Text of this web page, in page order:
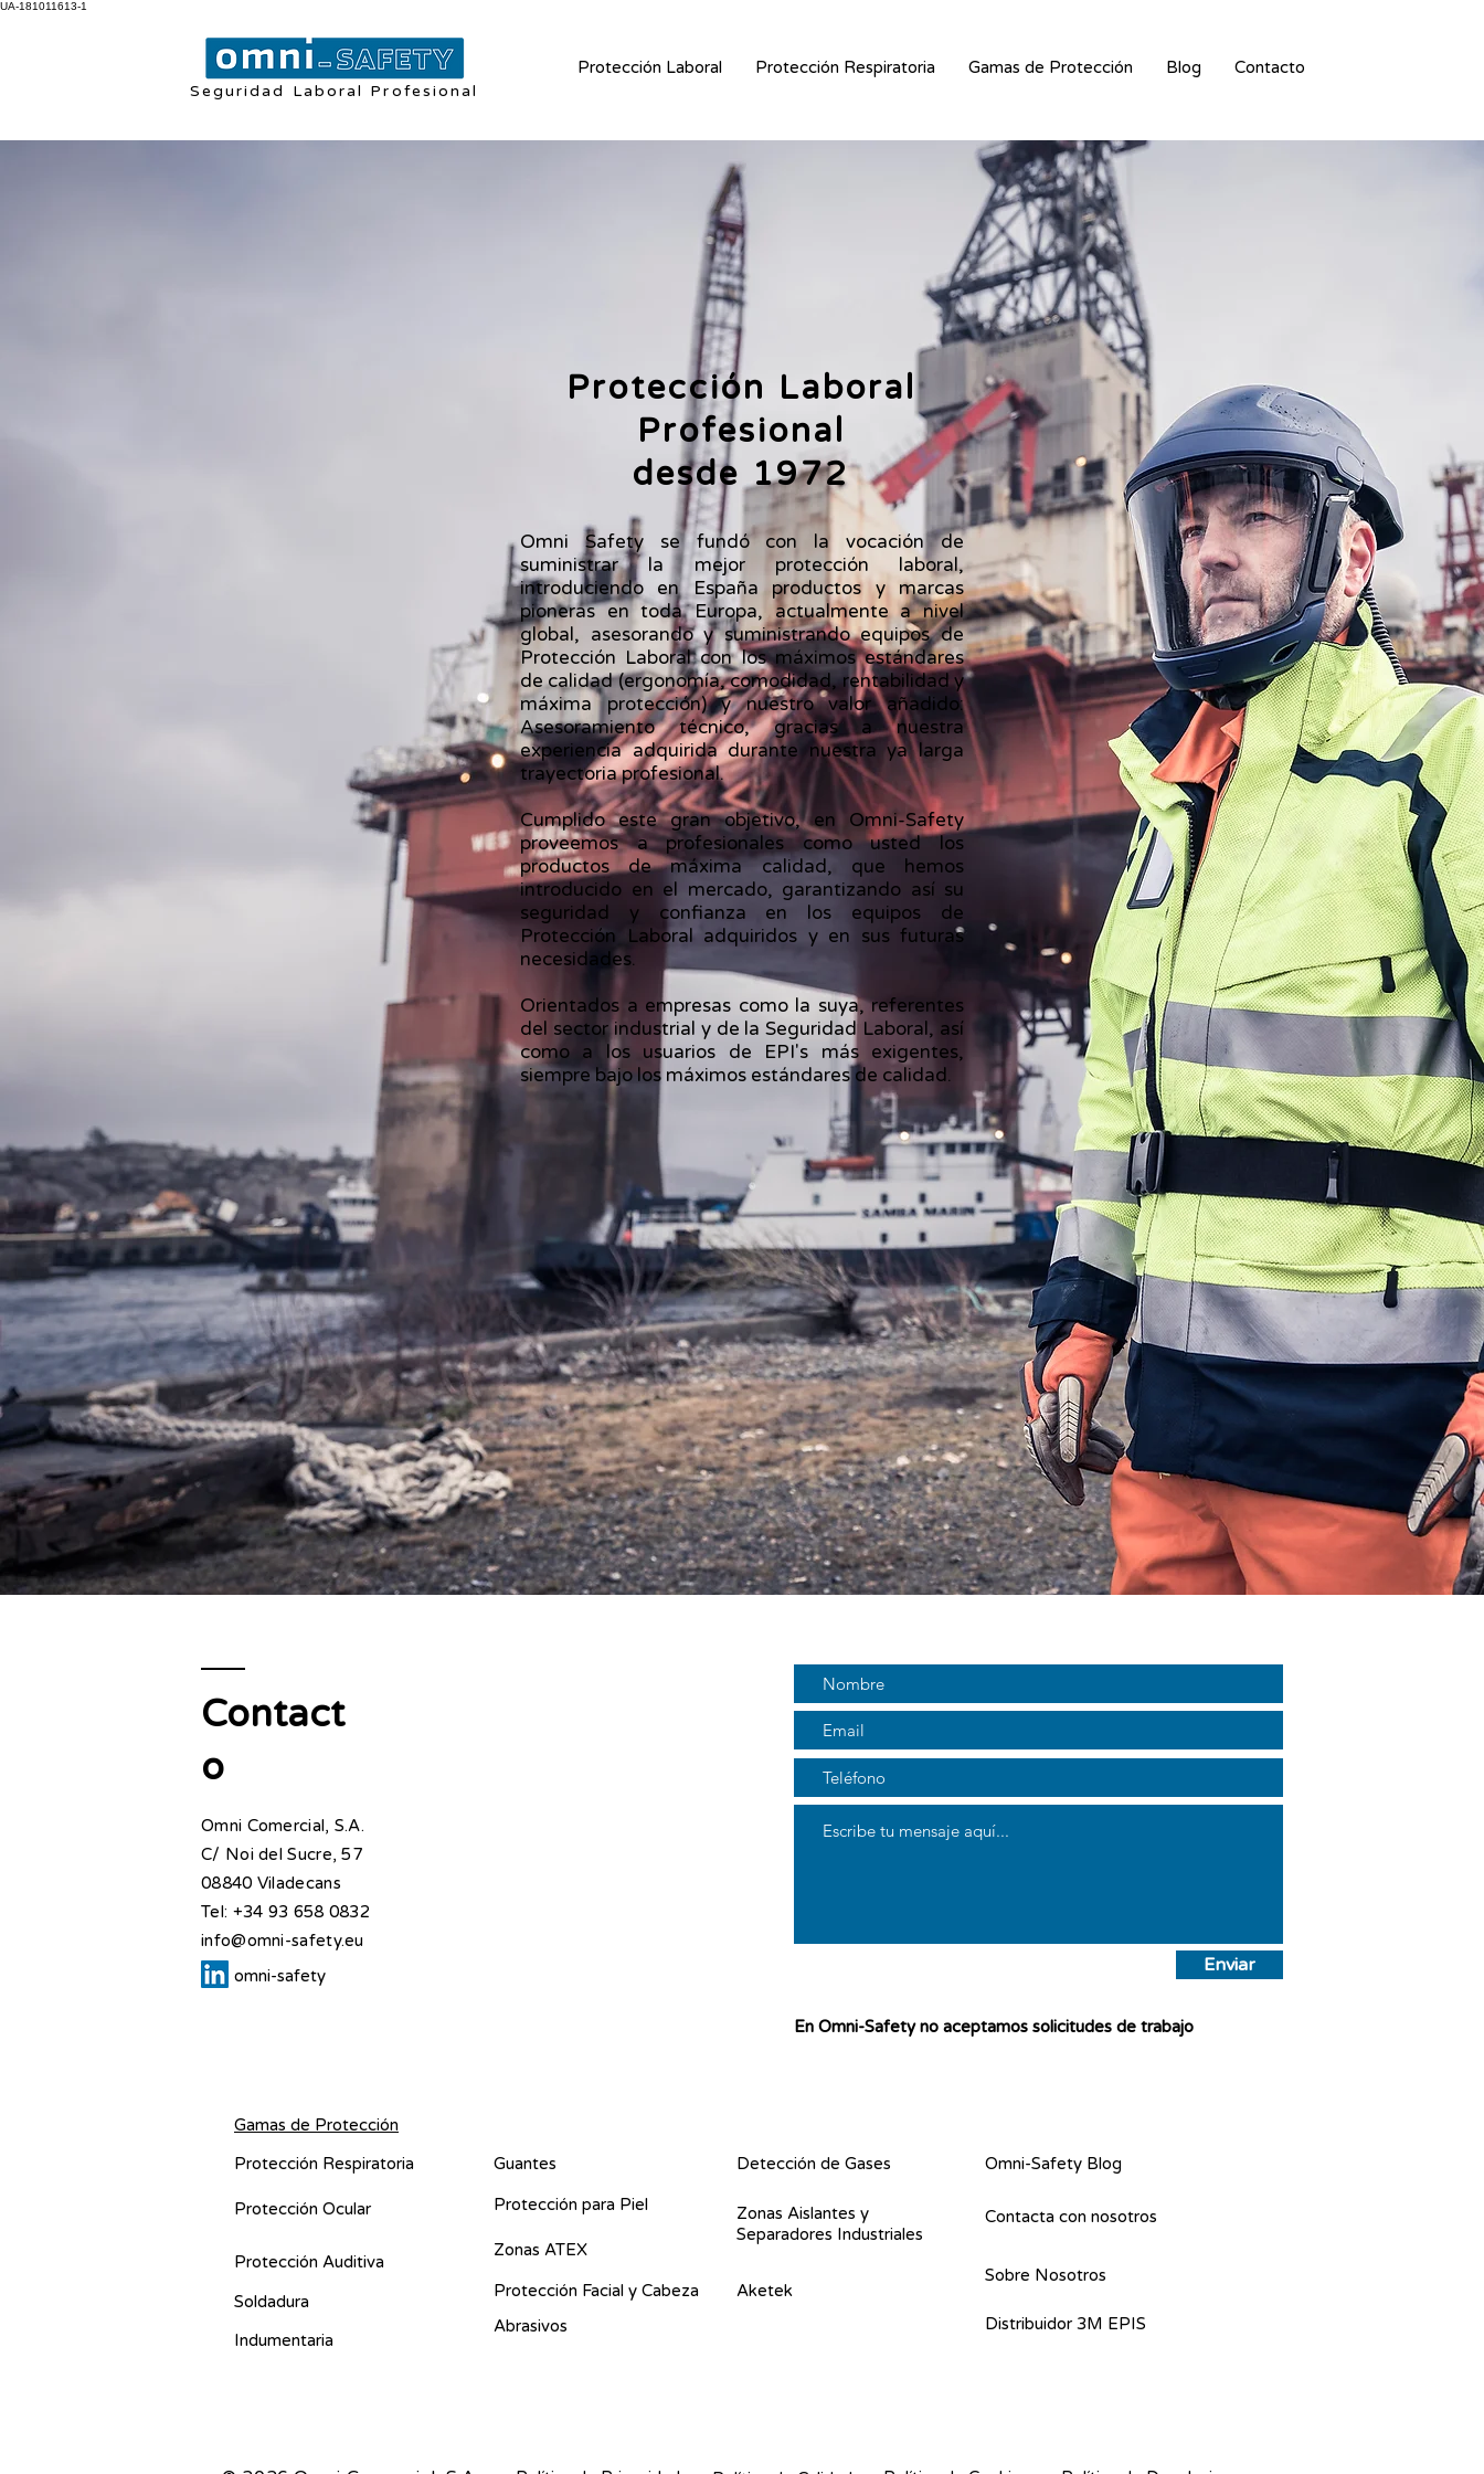
UA-181011613-1
Seguridad Laboral Profesional
Protección Laboral Protección Respiratoria Gamas de Protección Blog Contacto
Protección Laboral
Profesional
desde 1972
Omni Safety se fundó con la vocación de
suministrar la mejorprotección laboral,
introduciendo en España productos y marcas
pioneras en toda Europa, actualmente a nivel
global, asesorando y suministrandoequipos de
Protección Laboralcon los máximos estándares
de calidad (ergonomía, comodidad, rentabilidad y
máxima protección) y nuestro valor añadido:
Asesoramiento técnico, gracias a nuestra
experiencia adquirida durante nuestra ya larga
trayectoria profesional.
Cumplido este gran objetivo, en Omni-Safety
proveemos a profesionales como usted los
productos de máxima calidad, que hemos
introducido en el mercado, garantizando así su
seguridad y confianza en los equipos de
Protección Laboral adquiridos y en sus futuras
necesidades.
Orientados a empresas como la suya, referentes
del sector industrial y de laSeguridad Laboral , así
como a los usuarios de EPI's más exigentes,
siempre bajo los máximos estándares de calidad.
Contact
o
Omni Comercial, S.A.
C/ Noi del Sucre, 57
08840 Viladecans​
Tel: +34 93 658 0832​
info@omni-safety.eu
omni-safety
Enviar
En Omni-Safety no aceptamos solicitudes de trabajo
Gamas de Protección
Protección Respiratoria
Protección Ocular
Protección Auditiva
Soldadura
Indumentaria
Guantes
Protección para Piel
Zonas ATEX
Protección Facial y Cabeza
Abrasivos
Detección de Gases
Zonas Aislantes y
Separadores Industriales
Aketek
Omni-Safety Blog
Contacta con nosotros
Sobre Nosotros
Distribuidor 3M EPIS